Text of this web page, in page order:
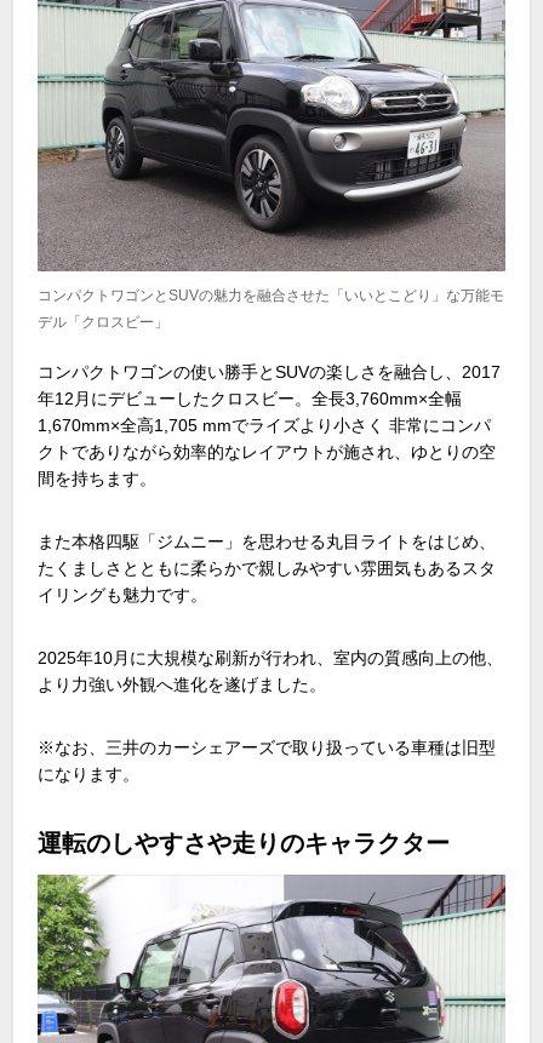
コンパクトワゴンとSUVの魅力を融合させた「いいとこどり」な万能モ
デル「クロスビー」
コンパクトワゴンの使い勝手とSUVの楽しさを融合し、 2017
年12 月にデビューしたクロスビー。全長3,760mm×全幅
1,670mm×全高1,705 mmでライズより小さく 非常に コンパ
クトでありながら効率的なレイアウトが施され、ゆとりの空
間を持ちます。
また本格四駆「ジムニー」を思わせる丸目ライトをはじめ、
たくましさとともに柔らかで親しみやすい雰囲気もあるスタ
イリングも魅力です。
2025年10月に大規模な刷新が行われ、室内の質感向上の他、
より力強い外観へ進化を遂げました。
※なお、三井のカーシェアーズで取り扱っている車種は旧型
になります。
運転のしやすさや走りのキャラクター